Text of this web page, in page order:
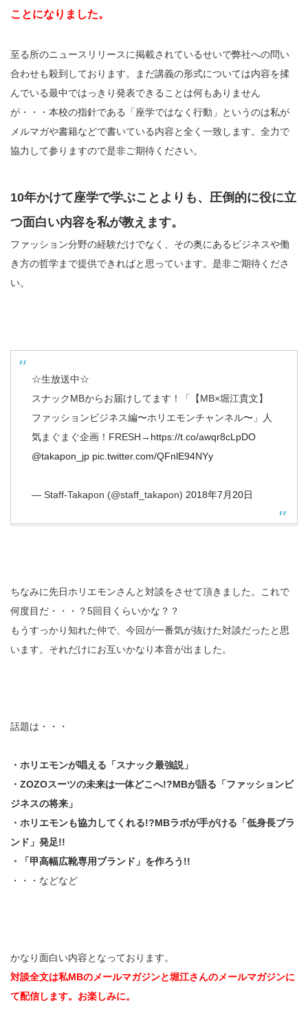
ことになりました。
至る所のニュースリリースに掲載されているせいで弊社への問い
合わせも殺到しております。まだ講義の形式については内容を揉
んでいる最中ではっきり発表できることは何もありません
が・・・本校の指針である「座学ではなく行動」というのは私が
メルマガや書籍などで書いている内容と全く一致します。全力で
協力して参りますので是非ご期待ください。
10年かけて座学で学ぶことよりも、圧倒的に役に立
つ面白い内容を私が教えます。
ファッション分野の経験だけでなく、その奥にあるビジネスや働
き方の哲学まで提供できればと思っています。是非ご期待くださ
い。
☆生放送中☆
スナックMBからお届けしてます！「【MB×堀江貴文】
ファッションビジネス編〜ホリエモンチャンネル〜」人
気まぐまぐ企画！FRESH→ https://t.co/awqr8cLpDO
@takapon_jp pic.twitter.com/QFnlE94NYy
— Staff-Takapon (@staff_takapon) 2018年7月20日
ちなみに先日ホリエモンさんと対談をさせて頂きました。これで
何度目だ・・・？5回目くらいかな？？
もうすっかり知れた仲で、今回が一番気が抜けた対談だったと思
います。それだけにお互いかなり本音が出ました。
話題は・・・
・ホリエモンが唱える「スナック最強説」
・ZOZOスーツの未来は一体どこへ!?MBが語る「ファッションビ
ジネスの将来」
・ホリエモンも協力してくれる!?MBラボが手がける「低身長ブラ
ンド」発足!!
・「甲高幅広靴専用ブランド」を作ろう!!
・・・などなど
かなり面白い内容となっております。
対談全文は私MBのメールマガジンと堀江さんのメールマガジンに
て配信します。お楽しみに。